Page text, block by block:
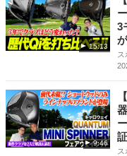
15:13
3
9:46
証